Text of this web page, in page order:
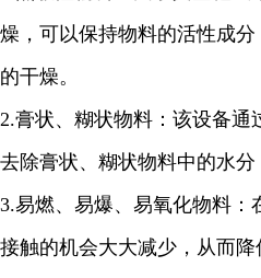
燥，可以保持物料的活性成
的干燥。
2.膏状、糊状物料：该设备通
去除膏状、糊状物料中的水分
3.易燃、易爆、易氧化物料：
接触的机会大大减少，从而